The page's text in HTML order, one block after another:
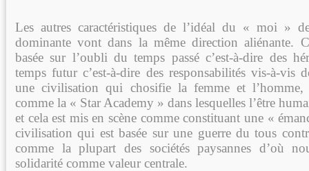
Les autres caractéristiques de l’idéal du « moi »
dominante vont dans la même direction aliénante.
basée sur l’oubli du temps passé c’est-à-dire des
temps futur c’est-à-dire des responsabilités vis-à-vis
une civilisation qui chosifie la femme et l’homme,
comme la « Star Academy » dans lesquelles l’être
et cela est mis en scène comme constituant une «
civilisation qui est basée sur une guerre du tous
comme la plupart des sociétés paysannes d’où
solidarité comme valeur centrale.